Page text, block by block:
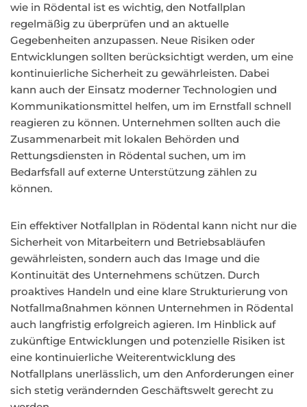
wie in Rödental ist es wichtig, den Notfallplan
regelmäßig zu überprüfen und an aktuelle
Gegebenheiten anzupassen. Neue Risiken oder
Entwicklungen sollten berücksichtigt werden, um eine
kontinuierliche Sicherheit zu gewährleisten. Dabei
kann auch der Einsatz moderner Technologien und
Kommunikationsmittel helfen, um im Ernstfall schnell
reagieren zu können. Unternehmen sollten auch die
Zusammenarbeit mit lokalen Behörden und
Rettungsdiensten in Rödental suchen, um im
Bedarfsfall auf externe Unterstützung zählen zu
können.
Ein effektiver Notfallplan in Rödental kann nicht nur die
Sicherheit von Mitarbeitern und Betriebsabläufen
gewährleisten, sondern auch das Image und die
Kontinuität des Unternehmens schützen. Durch
proaktives Handeln und eine klare Strukturierung von
Notfallmaßnahmen können Unternehmen in Rödental
auch langfristig erfolgreich agieren. Im Hinblick auf
zukünftige Entwicklungen und potenzielle Risiken ist
eine kontinuierliche Weiterentwicklung des
Notfallplans unerlässlich, um den Anforderungen einer
sich stetig verändernden Geschäftswelt gerecht zu